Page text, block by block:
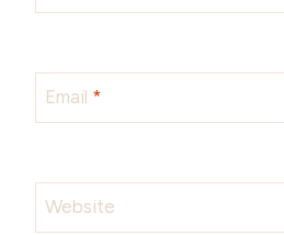
Email *
Website